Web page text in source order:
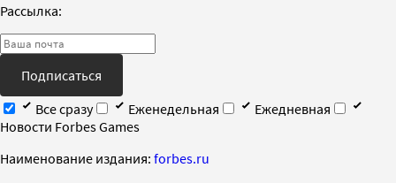
Рассылка:
Подписаться
Все сразу
Еженедельная
Ежедневная
Новости Forbes Games
Наименование издания: forbes.ru